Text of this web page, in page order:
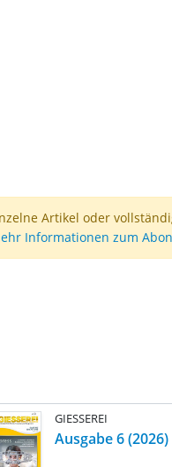
Artikel oder
Informationen zum
GIESSEREI
Ausgabe 6 (2026)